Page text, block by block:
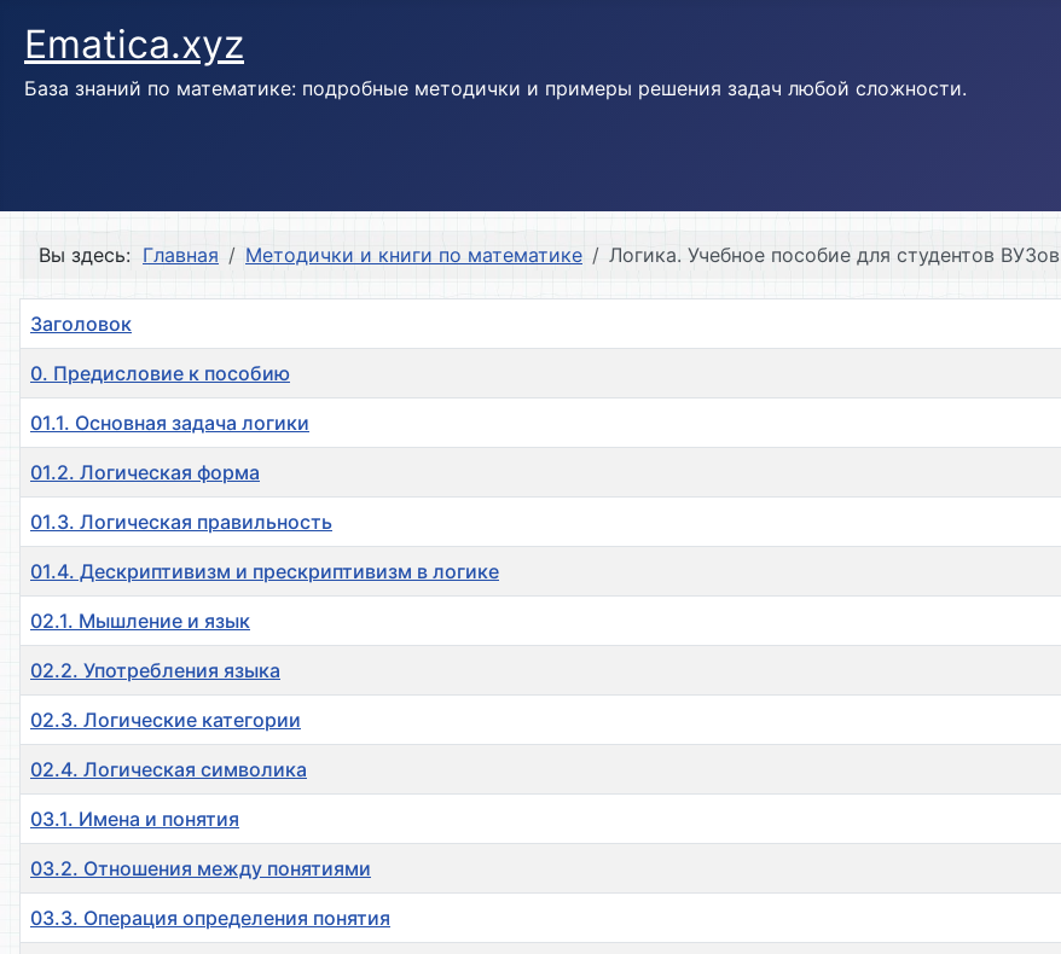
Ematica.xyz
База знаний по математике: подробные методички и примеры решения задач любой сложности.
Вы здесь: Главная Методички и книги по математике Логика. Учебное пособие для студентов ВУЗов
Заголовок
0. Предисловие к пособию
01.1. Основная задача логики
01.2. Логическая форма
01.3. Логическая правильность
01.4. Дескриптивизм и прескриптивизм в логике
02.1. Мышление и язык
02.2. Употребления языка
02.3. Логические категории
02.4. Логическая символика
03.1. Имена и понятия
03.2. Отношения между понятиями
03.3. Операция определения понятия